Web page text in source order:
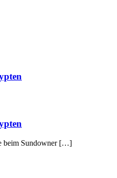
beim Sundowner […]